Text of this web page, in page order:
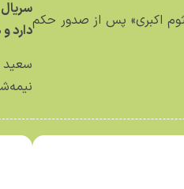
اکبری» پس از صدور حکم
سعید